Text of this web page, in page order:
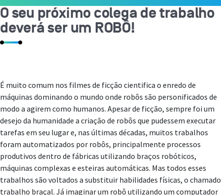
O seu próximo colega de trabalho
deverá ser um ROBÔ!
É muito comum nos filmes de ficção cientifica o enredo de
máquinas dominando o mundo onde robôs são personificados de
modo a agirem como humanos. Apesar de ficção, sempre foi um
desejo da humanidade a criação de robôs que pudessem executar
tarefas em seu lugar e, nas últimas décadas, muitos trabalhos
foram automatizados por robôs, principalmente processos
produtivos dentro de fábricas utilizando braços robóticos,
máquinas complexas e esteiras automáticas. Mas todos esses
trabalhos são voltados a substituir habilidades físicas, o chamado
trabalho braçal. Já imaginar um robô utilizando um computador